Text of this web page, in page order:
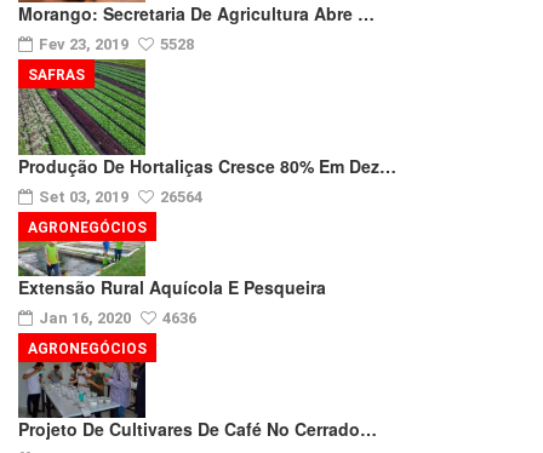
Morango: Secretaria De Agricultura Abre …
Fev 23, 2019 5528
Produção De Hortaliças Cresce 80% Em Dez…
Set 03, 2019 26564
SAFRAS
Extensão Rural Aquícola E Pesqueira
Jan 16, 2020 4636
AGRONEGÓCIOS
Projeto De Cultivares De Café No Cerrado…
AGRONEGÓCIOS